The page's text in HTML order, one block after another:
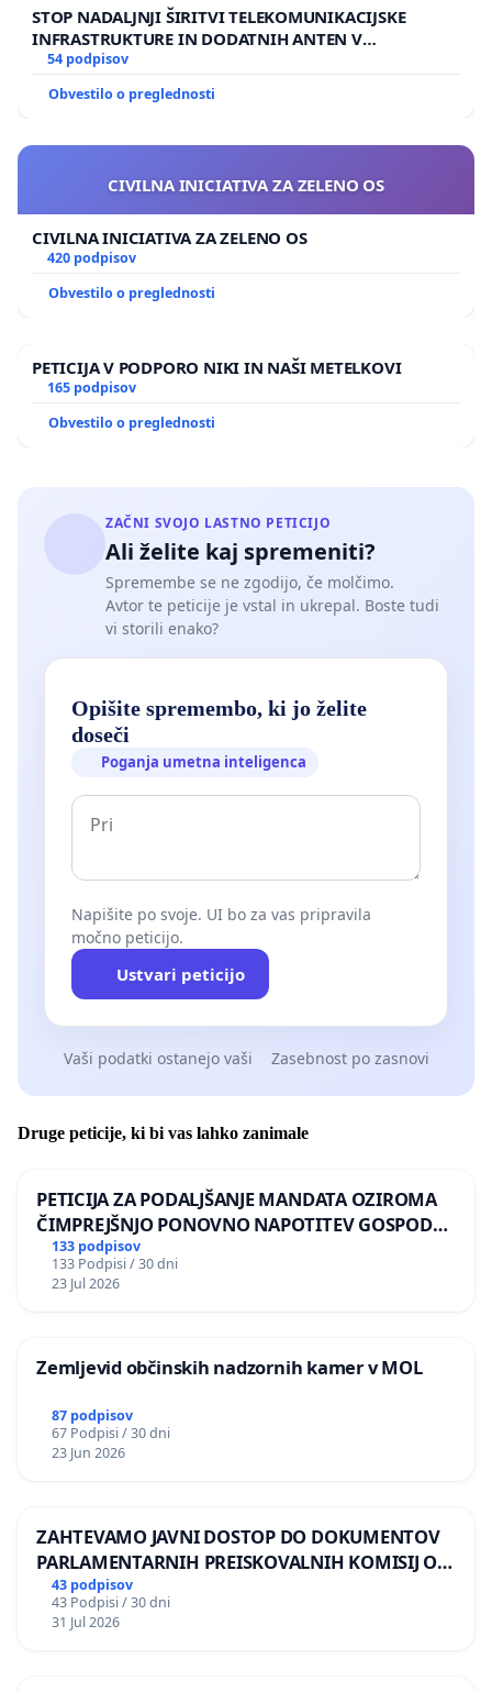
STOP NADALJNJI ŠIRITVI TELEKOMUNIKACIJSKE
INFRASTRUKTURE IN DODATNIH ANTEN V
GRADIŠČAKU
54 podpisov
Obvestilo o preglednosti
CIVILNA INICIATIVA ZA ZELENO OS
CIVILNA INICIATIVA ZA ZELENO OS
420 podpisov
Obvestilo o preglednosti
PETICIJA V PODPORO NIKI IN NAŠI METELKOVI
165 podpisov
Obvestilo o preglednosti
ZAČNI SVOJO LASTNO PETICIJO
Ali želite kaj spremeniti?
Spremembe se ne zgodijo, če molčimo.
Avtor te peticije je vstal in ukrepal. Boste tudi
vi storili enako?
Opišite spremembo, ki jo želite
doseči
Poganja umetna inteligenca
Napišite po svoje. UI bo za vas pripravila
močno peticijo.
Ustvari peticijo
Vaši podatki ostanejo vaši Zasebnost po zasnovi
Druge peticije, ki bi vas lahko zanimale
PETICIJA ZA PODALJŠANJE MANDATA OZIROMA
ČIMPREJŠNJO PONOVNO NAPOTITEV GOSPODA
BERNARDA ŠRAJNERJA NA VELEPOSLANIŠTVO
REPUBLIKE SLOVENIJE V MOSKVI
133 podpisov
133 Podpisi / 30 dni
23 Jul 2026
Zemljevid občinskih nadzornih kamer v MOL
87 podpisov
67 Podpisi / 30 dni
23 Jun 2026
ZAHTEVAMO JAVNI DOSTOP DO DOKUMENTOV
PARLAMENTARNIH PREISKOVALNIH KOMISIJ O
ILEGALNI TRGOVINI Z OROŽJEM
43 podpisov
43 Podpisi / 30 dni
31 Jul 2026